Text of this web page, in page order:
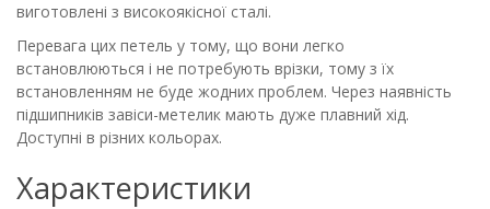
виготовлені з високоякісної сталі.
Перевага цих петель у тому, що вони легко
встановлюються і не потребують врізки, тому з їх
встановленням не буде жодних проблем. Через наявність
підшипників завіси-метелик мають дуже плавний хід.
Доступні в різних кольорах.
Характеристики